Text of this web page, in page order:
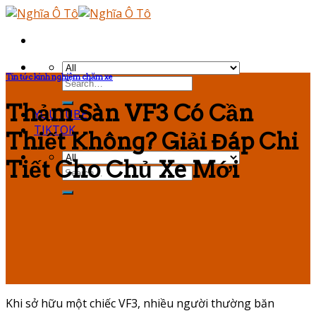
Skip
content
YOUTUBE
TIKTOK
Tin tức kinh nghiệm chăm xe
Thảm Sàn VF3 Có Cần
Thiết Không? Giải Đáp Chi
Tiết Cho Chủ Xe Mới
Khi sở hữu một chiếc VF3, nhiều người thường băn